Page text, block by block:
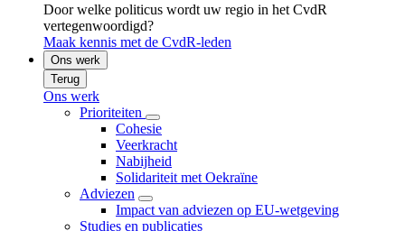
Door welke politicus wordt uw regio in het CvdR
vertegenwoordigd?
Maak kennis met de CvdR-leden
Ons werk
Terug
Ons werk
Prioriteiten
Cohesie
Veerkracht
Nabijheid
Solidariteit met Oekraïne
Adviezen
Impact van adviezen op EU-wetgeving
Studies en publicaties